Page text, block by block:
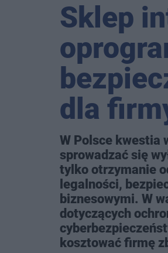
Sklep
dla
W Polsce kwestia
sprowadzać się
tylko otrzymanie
legalności,
biznesowymi. W
dotyczących
kosztować firmę